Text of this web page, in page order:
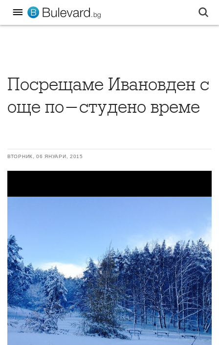
Посрещаме Ивановден с
още по-студено време
ВТОРНИК, 06 ЯНУАРИ, 2015